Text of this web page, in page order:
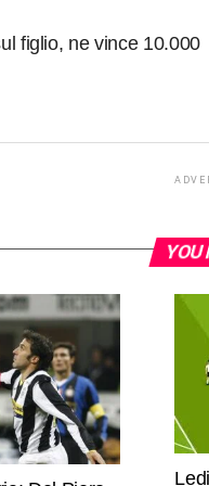
figlio, ne vince 10.000
YOU